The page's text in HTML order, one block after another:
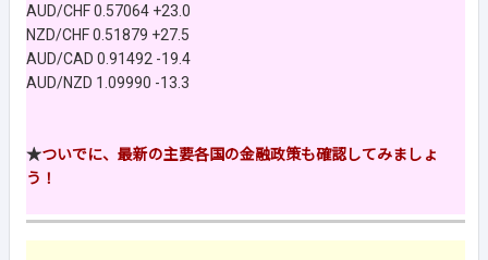
AUD/CHF 0.57064 +23.0
NZD/CHF 0.51879 +27.5
AUD/CAD 0.91492 -19.4
AUD/NZD 1.09990 -13.3
★ついでに、最新の主要各国の金融政策も確認してみましょ
う！